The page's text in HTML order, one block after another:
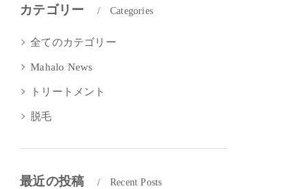
カテゴリー Categories
全てのカテゴリー
Mahalo News
トリートメント
脱毛
最近の投稿 Recent Posts